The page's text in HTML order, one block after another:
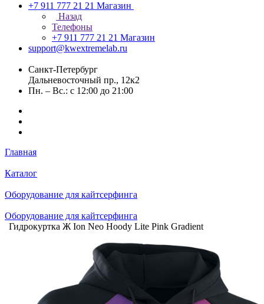
+7 911 777 21 21 Магазин
Назад
Телефоны
+7 911 777 21 21 Магазин
support@kwextremelab.ru
Санкт-Петербург
Дальневосточный пр., 12к2
Пн. – Вс.: с 12:00 до 21:00
Главная
Каталог
Оборудование для кайтсерфинга
Оборудование для кайтсерфинга
Гидрокуртка Ж Ion Neo Hoody Lite Pink Gradient